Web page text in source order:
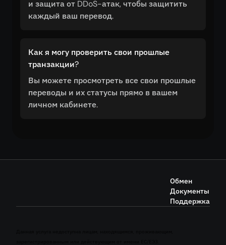
и защита от DDoS-атак, чтобы защитить
каждый ваш перевод.
Как я могу проверить свои прошлые
транзакции?
Вы можете просмотреть все свои прошлые
переводы и их статусы прямо в вашем
личном кабинете.
Обмен
Документы
Поддержка